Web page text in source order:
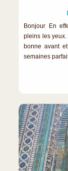
Bonjour En
pleins les
bonne avant
semaines